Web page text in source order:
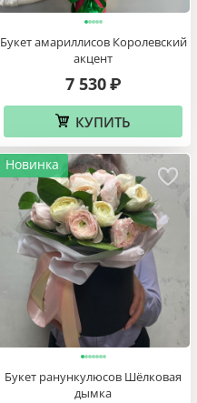
Букет амариллисов Королевский
акцент
7 530 ₽
КУПИТЬ
Новинка
Букет ранункулюсов Шёлковая
дымка